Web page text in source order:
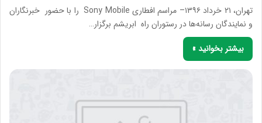
تهران، ۲۱ خرداد ۱۳۹۶– مراسم افطاری Sony Mobile را با حضور خبرنگاران
و نمایندگان رسانه‌ها در رستوران راه ابریشم برگزار…
بیشتر بخوانید »